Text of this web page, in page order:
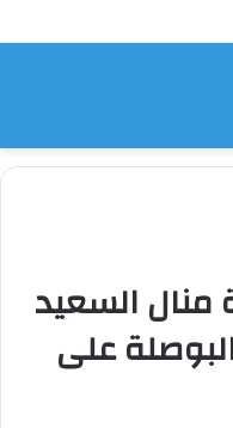
نحو استثمار أقوى
منال السعيد
على